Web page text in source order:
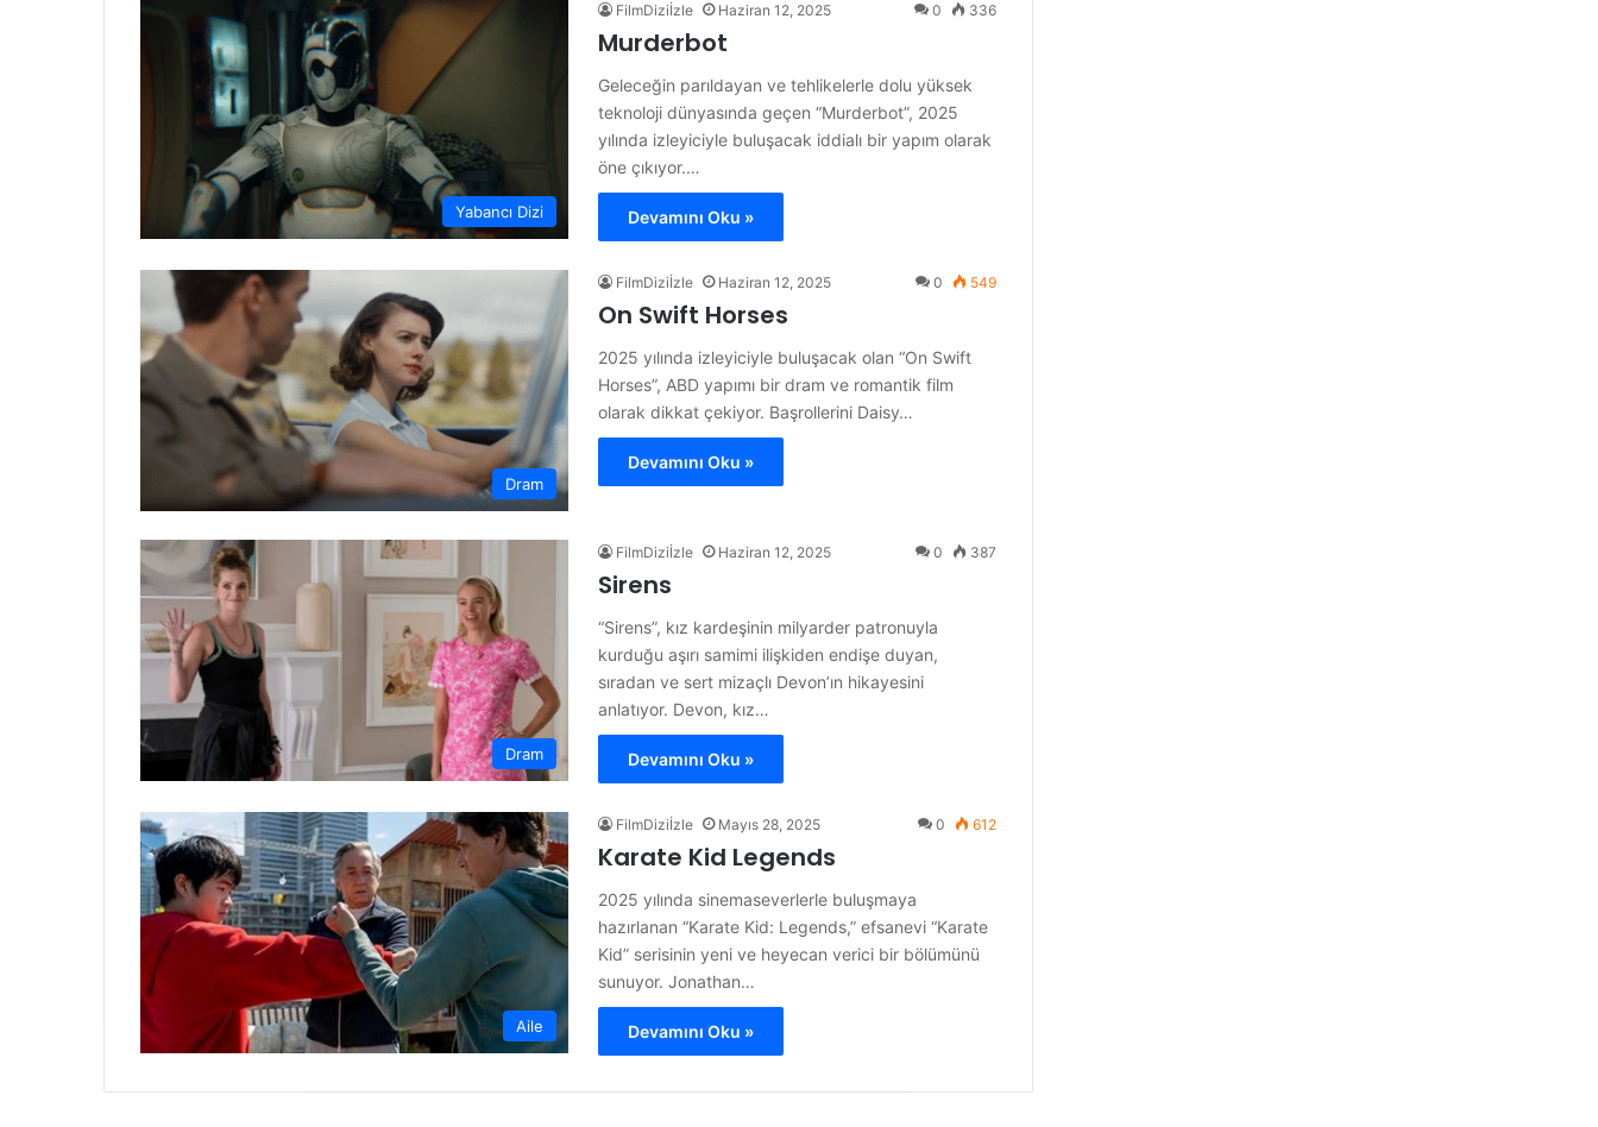
Yabancı Dizi
FilmDiziİzle Haziran 12, 2025 0 336
Murderbot
Geleceğin parıldayan ve tehlikelerle dolu yüksek
teknoloji dünyasında geçen “Murderbot”, 2025
yılında izleyiciyle buluşacak iddialı bir yapım olarak
öne çıkıyor.…
Devamını Oku »
Dram
FilmDiziİzle Haziran 12, 2025 0 549
On Swift Horses
2025 yılında izleyiciyle buluşacak olan “On Swift
Horses”, ABD yapımı bir dram ve romantik film
olarak dikkat çekiyor. Başrollerini Daisy…
Devamını Oku »
Dram
FilmDiziİzle Haziran 12, 2025 0 387
Sirens
“Sirens”, kız kardeşinin milyarder patronuyla
kurduğu aşırı samimi ilişkiden endişe duyan,
sıradan ve sert mizaçlı Devon’ın hikayesini
anlatıyor. Devon, kız…
Devamını Oku »
Aile
FilmDiziİzle Mayıs 28, 2025 0 612
Karate Kid Legends
2025 yılında sinemaseverlerle buluşmaya
hazırlanan “Karate Kid: Legends,” efsanevi “Karate
Kid” serisinin yeni ve heyecan verici bir bölümünü
sunuyor. Jonathan…
Devamını Oku »